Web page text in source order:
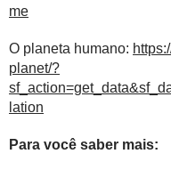
me
O planeta humano:
planet/?
lation
Para você saber mais: